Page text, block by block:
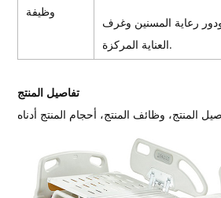
وظيفة
رعاية المسنين وغرف
العناية المركزة.
تفاصيل المنتج